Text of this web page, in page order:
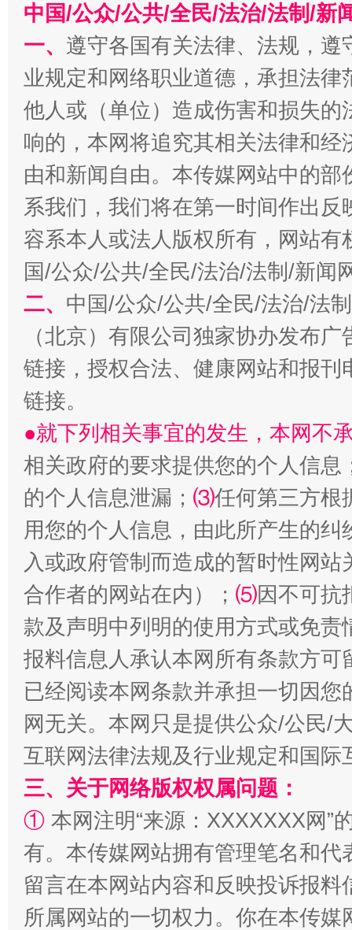
千年窑火 生生不息 一
受贿1.44亿！段成刚被判无期 从幼
全民健身五年计划来了！等你上场
中国/公众/公共/全民/法治/法制/新
一、 遵守各国有关法律、法规，
业规定和网络职业道德，承担法
他人或（单位）造成伤害和损失
响的，本网将追究其相关法律和
由和新闻自由。本传媒网站中的
系我们，我们将在第一时间作出
容系本人或法人版权所有，网站
国/公众/公共/全民/法治/法制/新闻
二、 中国/公众/公共/全民/法治/法
（北京）有限公司独家协办发布
链接，授权合法、健康网站和报
链接。
●就下列相关事宜的发生，本网不
相关政府的要求提供您的个人信息
的个人信息泄漏； ⑶任何第三方根
用您的个人信息，由此所产生的纠
入或政府管制而造成的暂时性网
合作者的网站在内）； ⑸因不可抗
款及声明中列明的使用方式或免责
报料信息人承认本网所有条款方
已经阅读本网条款并承担一切因
网无关。本网只是提供公众/公民/
互联网法律法规及行业规定和国
三、关于网络版权权属问题：
① 本网注明“来源：XXXXXXX网”
有。本传媒网站拥有管理笔名和
留言在本网站内容和反映投诉报
所属网站的一切权力。你在本传